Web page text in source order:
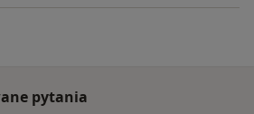
pytania